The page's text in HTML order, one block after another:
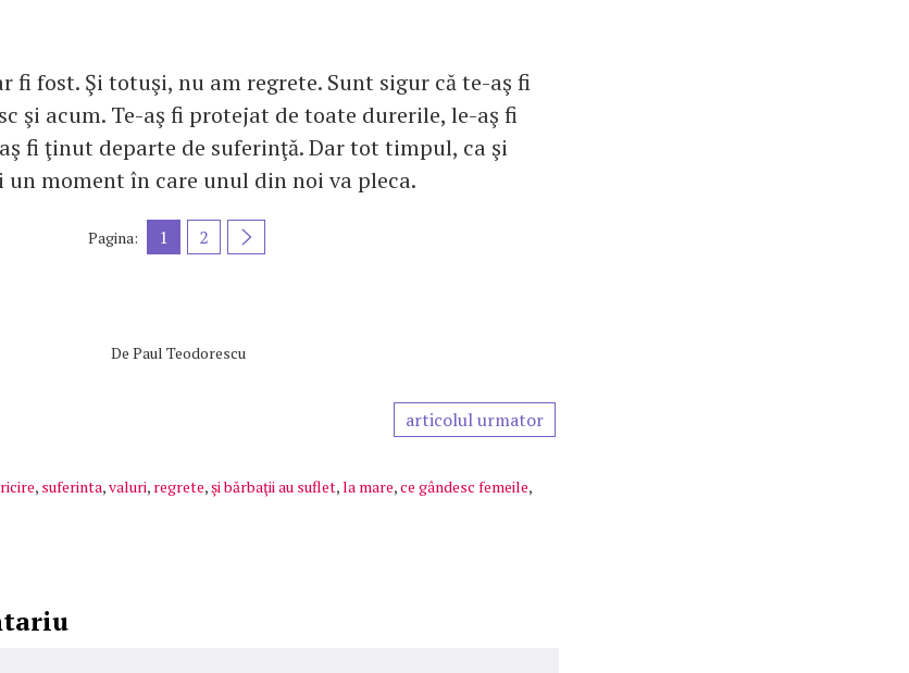
fi fost. Şi totuşi, nu am regrete. Sunt sigur că te-aş fi
şi acum. Te-aş fi protejat de toate durerile, le-aş fi
fi ţinut departe de suferinţă. Dar tot timpul, ca şi
un moment în care unul din noi va pleca.
Pagina: 1 2
De Paul Teodorescu
articolul urmator
, suferinta,valuri, regrete,şi bărbaţii au suflet,la mare,ce gândesc femeile,